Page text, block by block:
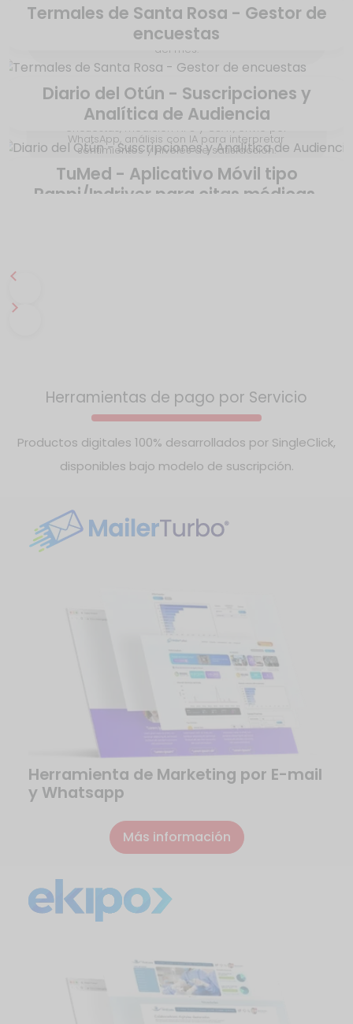
Intranet con módulo de gestión de solicitudes,
encuestas, blog, directorio, cumpleaños, empleado
del mes.
Termales de Santa Rosa - Gestor de
encuestas
Aplicativo Web a la medida para la gestión de
encuestas, medición NPS y CSAT, envío por
WhatsApp, análisis con IA para interpretar
sentimientos y niveles de satisfacción.
Diario del Otún - Suscripciones y
Analítica de Audiencia
TuMed - Aplicativo Móvil tipo
Rappi/Indriver para citas médicas.
Herramientas de pago por Servicio
Productos digitales 100% desarrollados por SingleClick,
disponibles bajo modelo de suscripción.
Herramienta de Marketing por E-mail
y Whatsapp
Más información